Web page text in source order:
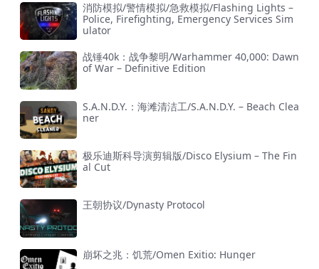
消防模拟/警情模拟/急救模拟/Flashing Lights –
Police, Firefighting, Emergency Services Sim
ulator
战锤40k：战争黎明/Warhammer 40,000: Dawn
of War – Definitive Edition
S.A.N.D.Y.：海滩清洁工/S.A.N.D.Y. – Beach Clea
ner
极乐迪斯科导演剪辑版/Disco Elysium – The Fin
al Cut
王朝协议/Dynasty Protocol
崩坏之兆：饥荒/Omen Exitio: Hunger